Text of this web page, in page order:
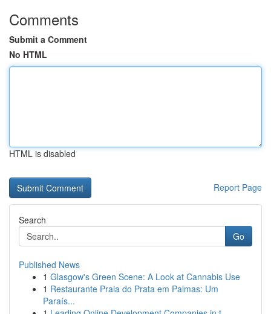
Comments
Submit a Comment
No HTML
HTML is disabled
Report Page
Search
Go
Published News
1 Glasgow's Green Scene: A Look at Cannabis Use
1 Restaurante Praia do Prata em Palmas: Um
Paraís...